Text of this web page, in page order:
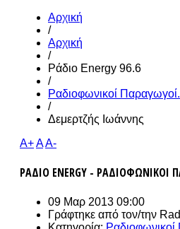
Αρχική
/
Αρχική
/
Ράδιο Energy 96.6
/
Ραδιοφωνικοί Παραγωγοί.
/
Δεμερτζής Ιωάννης
A+AA-
ΡΑΔΙΟ ENERGY - ΡΑΔΙΟΦΩΝΙΚΟΙ
09 Μαρ 2013 09:00
Γράφτηκε από τον/την